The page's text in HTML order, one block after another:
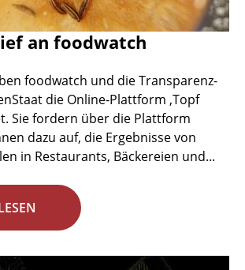
an foodwatch
foodwatch und die Transparenz-
die Online-Plattform ‚Topf
Sie fordern über die Plattform
dazu auf, die Ergebnisse von
in Restaurants, Bäckereien und...